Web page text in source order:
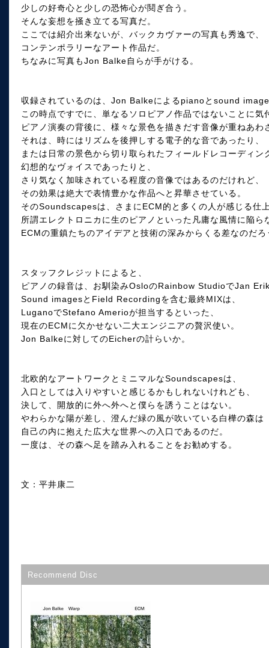
少しの好奇心と少しの恐怖心が鬩ぎ合う。
そんな妄想を掻き立てる写真だ。
ここでは紹介出来ないが、バックカヴァーの写真も秀逸で、
コンテンポラリーなアート作品だ。
ちなみに写真もJon Balke自らが手がける。
収録されているのは、Jon Balkeによるpianoとsound
この時点ですでに、単なるソロピアノ作品ではないことに気
ピアノ演奏の背後に、様々な景色を描きだす音像が重ねあわ
それは、時にはリズムを後押しする電子的な音であったり、
または日常の景色から切り取られたフィールドレコーディン
幻想的なヴォイスであったりと、
さり気なく加味されている程度の音像ではあるのだけれど、
その効果は絶大で表情豊かな作品へと昇華させている。
そのSoundscapesは、さまにECM的と多くの人が感じる仕
所謂エレクトロニカに生のピアノといった凡庸な風情に陥ら
ECMの重鎮たちのアイデアと技術の深みからくる差なのだろ
スタッフクレジットによると、
ピアノの録音は、お馴染みOsloのRainbow StudioでJan
Sound imagesとField Recordingを含む最終MIXは、
LuganoでStefano Amerioが担当するといった、
現在のECMに欠かせない二大エンジニアの贅沢使い。
Jon Balkeに対してのEicherの計らいか。
北欧的なアートワークとミニマルなSoundscapesは、
入口としては入りやすいと感じるかもしれないけれども、
決して、開放的に外へ外へと僕らを誘うことはない。
やわらかな陽が差し、澄んだ緑の風が吹いている白樺の森は
自己の内に抱えた広大な世界への入口であるのだ。
一度は、その森へ足を踏み入れることをお勧めする。
文：平井康二
Recommend Disc